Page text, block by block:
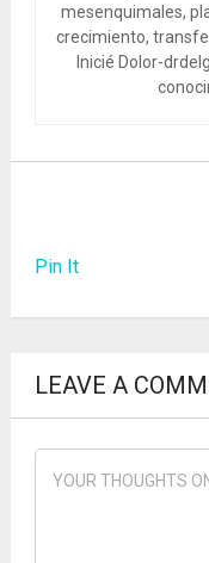
mesenquimales,
crecimiento,
Inicié Dolor-
Pin It
LEAVE A